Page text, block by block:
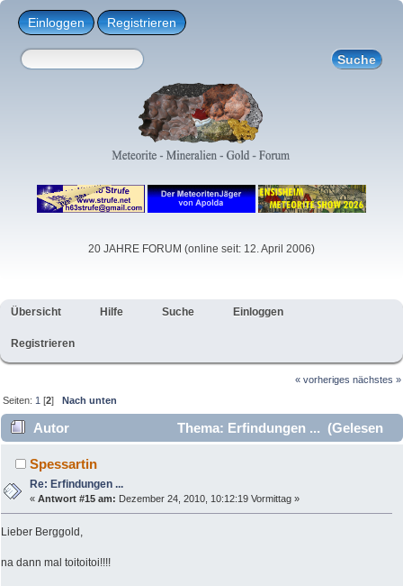
Einloggen Registrieren
20 JAHRE FORUM (online seit: 12. April 2006)
Übersicht Hilfe Suche Einloggen
Registrieren
« vorheriges nächstes »
Seiten: 1 [2]Nach unten
Autor
Thema: Erfindungen ... (Gelesen
9334 mal)
Spessartin
Re: Erfindungen ...
«Antwort #15 am: Dezember 24, 2010, 10:12:19 Vormittag »
Lieber Berggold,
na dann mal toitoitoi!!!!